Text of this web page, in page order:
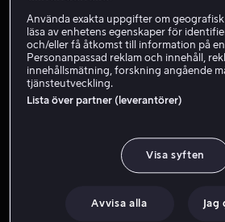
Hyr 59 kr
Köp 149 kr
Tolvåriga Jacob blir ivägskickad
Tolvåriga Jacob blir ivägskickad till
kastas in i en mardröm. Skolan
gammalt kråkslott där det bara
Använda exakta uppgifter om
läsa av enhetens egenskaper för
och/eller få åtkomst till information på
Personanpassad reklam och innehåll,
innehållsmätning, forskning angående
tjänsteutveckling.
Lista över partner (leverantörer)
Visa syften
Avvisa alla